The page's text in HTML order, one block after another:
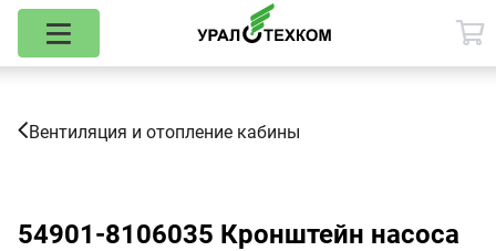
Вентиляция и отопление кабины
54901-8106035 Кронштейн насоса